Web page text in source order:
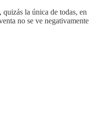
la única de todas, en
no se ve negativamente